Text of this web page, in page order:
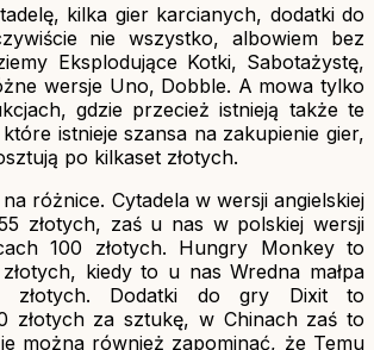
kilka gier karcianych, dodatki do
nie wszystko, albowiem bez
Eksplodujące Kotki, Sabotażystę,
wersje Uno, Dobble. A mowa tylko
gdzie przecież istnieją także te
istnieje szansa na zakupienie gier,
po kilkaset złotych.
różnice. Cytadela w wersji angielskiej
złotych, zaś u nas w polskiej wersji
100 złotych. Hungry Monkey to
kiedy to u nas Wredna małpa
złotych. Dodatki do gry Dixit to
złotych za sztukę, w Chinach zaś to
można również zapominać, że Temu